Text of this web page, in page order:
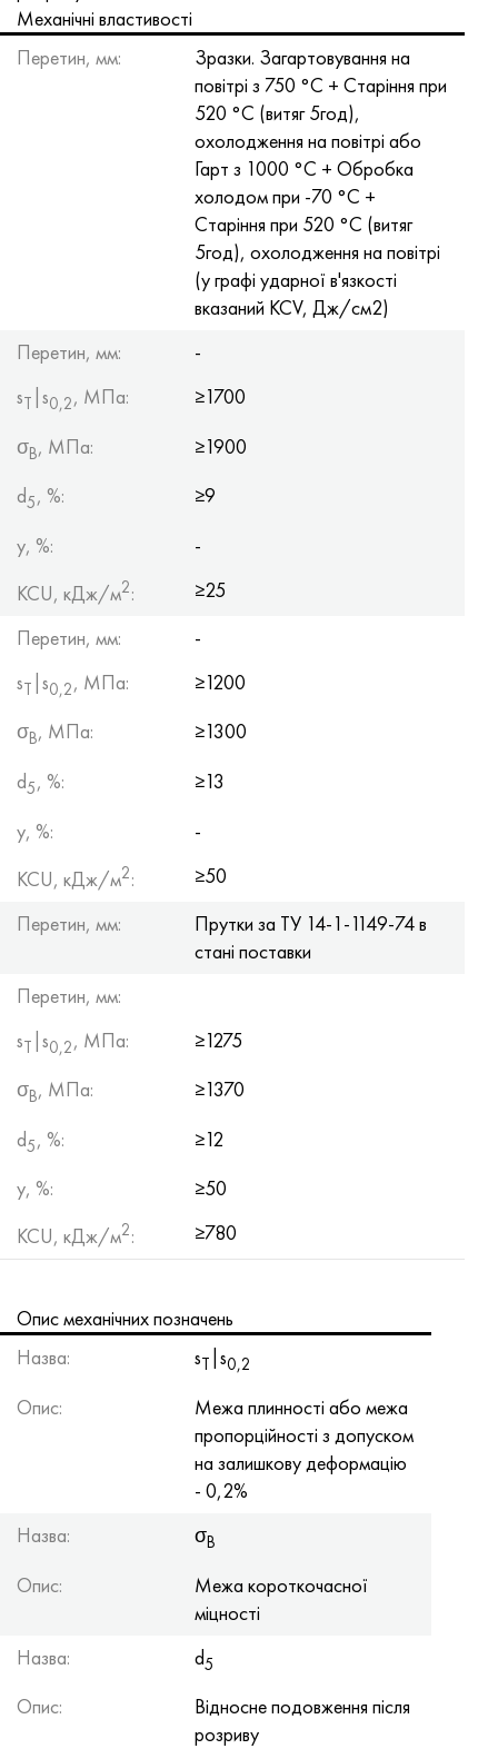
Механічні властивості
Перетин, мм:
Зразки. Загартовування на
повітрі з 750 °С + Старіння при
520 °С (витяг 5год),
охолодження на повітрі або
Гарт з 1000 °С + Обробка
холодом при -70 °С +
Старіння при 520 °С (витяг
5год), охолодження на повітрі
(у графі ударної в'язкості
вказаний KCV, Дж/см2)
Перетин, мм:
-
sТ |s0,2, МПа:
≥1700
σB, МПа:
≥1900
d5, %:
≥9
y, %:
-
KCU, кДж/м2:
≥25
Перетин, мм:
-
sТ |s0,2, МПа:
≥1200
σB, МПа:
≥1300
d5, %:
≥13
y, %:
-
KCU, кДж/м2:
≥50
Перетин, мм:
Прутки за ТУ 14-1-1149-74 в
стані поставки
Перетин, мм:
sТ |s0,2, МПа:
≥1275
σB, МПа:
≥1370
d5, %:
≥12
y, %:
≥50
KCU, кДж/м2: ≥780
Опис механічних позначень
Назва:
sТ |s0,2
Опис:
Межа плинності або межа
пропорційності з допуском
на залишкову деформацію
- 0,2%
Назва:
σB
Опис:
Межа короткочасної
міцності
Назва:
d5
Опис:
Відносне подовження після
розриву
Хастеллой C-276
Хастеллой C2000
40ХФА, 1.7223, aisi 4142
45Х, 45h, 1.7035
45ХН2МФА, k2425, 45hnmf
А40Г, 44smn28, 1.0762, 46s20